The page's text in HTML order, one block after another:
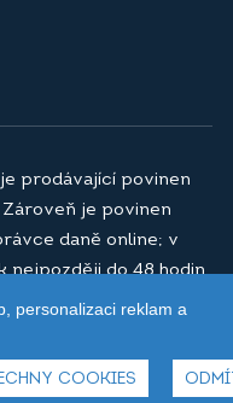
a.s.
prodávající povinen
je povinen
daně online; v
nejpozději do 48 hodin.
personalizaci reklam a
COOKIES